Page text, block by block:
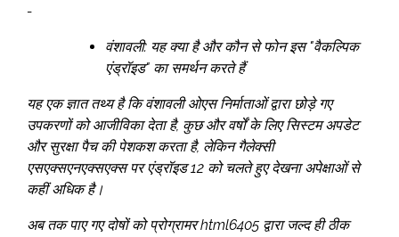
-
वंशावली: यह क्या है और कौन से फोन इस "वैकल्पिक
एंड्रॉइड" का समर्थन करते हैं
यह एक ज्ञात तथ्य है कि वंशावली ओएस निर्माताओं द्वारा छोड़े गए
उपकरणों को आजीविका देता है, कुछ और वर्षों के लिए सिस्टम अपडेट
और सुरक्षा पैच की पेशकश करता है, लेकिन गैलेक्सी
एसएक्सएनएक्सएक्स पर एंड्रॉइड 12 को चलते हुए देखना अपेक्षाओं से
कहीं अधिक है।
अब तक पाए गए दोषों को प्रोग्रामर html6405 द्वारा जल्द ही ठीक